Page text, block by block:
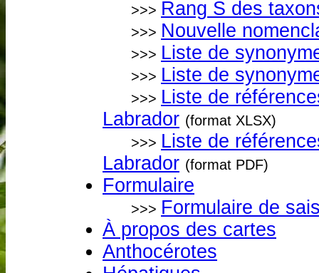
>>> Rang S des
>>> Nouvelle
>>> Liste de
>>> Liste de
>>> Liste de
Labrador (format XLSX)
>>> Liste de
Labrador (format PDF)
Formulaire
>>> Formulaire de
À propos des cartes
Anthocérotes